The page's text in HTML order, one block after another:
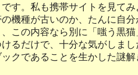
す。私も携帯サイトを見て
の機種が古いのか、たんに自
この内容なら別に「嗤う黒
るだけで、十分な気がしま
クであることを生かした謎